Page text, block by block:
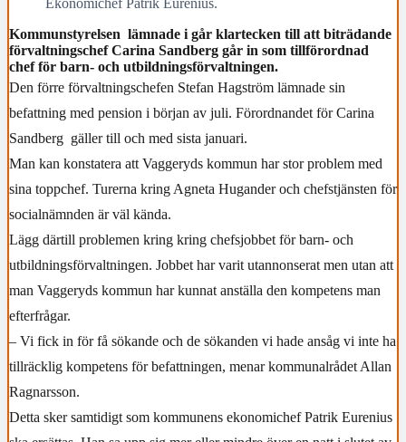
Kommunstyrelsen lämnade i går klartecken till att biträdande
förvaltningschef Carina Sandberg går in som tillförordnad
chef för barn- och utbildningsförvaltningen.
Den förre förvaltningschefen Stefan Hagström lämnade sin
befattning med pension i början av juli. Förordnandet för Carina
Sandberg gäller till och med sista januari.
Man kan konstatera att Vaggeryds kommun har stor problem med
sina toppchef. Turerna kring Agneta Hugander och chefstjänsten för
socialnämnden är väl kända.
Lägg därtill problemen kring kring chefsjobbet för barn- och
utbildningsförvaltningen. Jobbet har varit utannonserat men utan att
man Vaggeryds kommun har kunnat anställa den kompetens man
efterfrågar.
– Vi fick in för få sökande och de sökanden vi hade ansåg vi inte ha
tillräcklig kompetens för befattningen, menar kommunalrådet Allan
Ragnarsson.
Detta sker samtidigt som kommunens ekonomichef Patrik Eurenius